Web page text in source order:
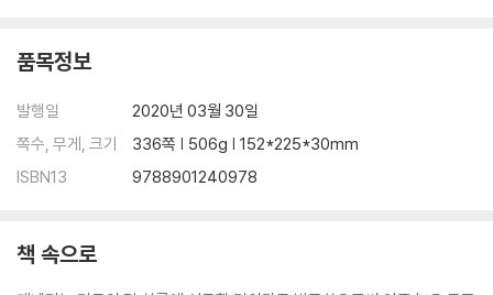
주사위에 모든 걸 걸기
임무 완료
감사의 글
부록 : 우주비행사 챌린지
품목정보
발행일
2020년 03월 30일
쪽수, 무게, 크기
336쪽 | 506g | 152*225*30mm
ISBN13
9788901240978
책 속으로